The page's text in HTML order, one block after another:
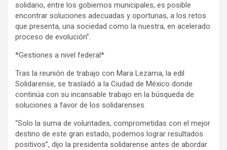
solidario, entre los gobiernos municipales, es posible
encontrar soluciones adecuadas y oportunas, a los retos
que presenta, una sociedad como la nuestra, en acelerado
proceso de evolución”.
*Gestiones a nivel federal*
Tras la reunión de trabajo con Mara Lezama, la edil
Solidarense, se trasladó a la Ciudad de México donde
continúa con su incansable trabajo en la búsqueda de
soluciones a favor de los solidarenses.
“Solo la suma de voluntades, comprometidas con el mejor
destino de este gran estado, podemos lograr resultados
positivos”, dijo la presidenta solidarense antes de abordar